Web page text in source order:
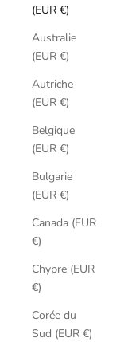
(EUR €)
Australie
(EUR €)
Autriche
(EUR €)
Belgique
(EUR €)
Bulgarie
(EUR €)
Canada (EUR
€)
Chypre (EUR
€)
Corée du
Sud (EUR €)